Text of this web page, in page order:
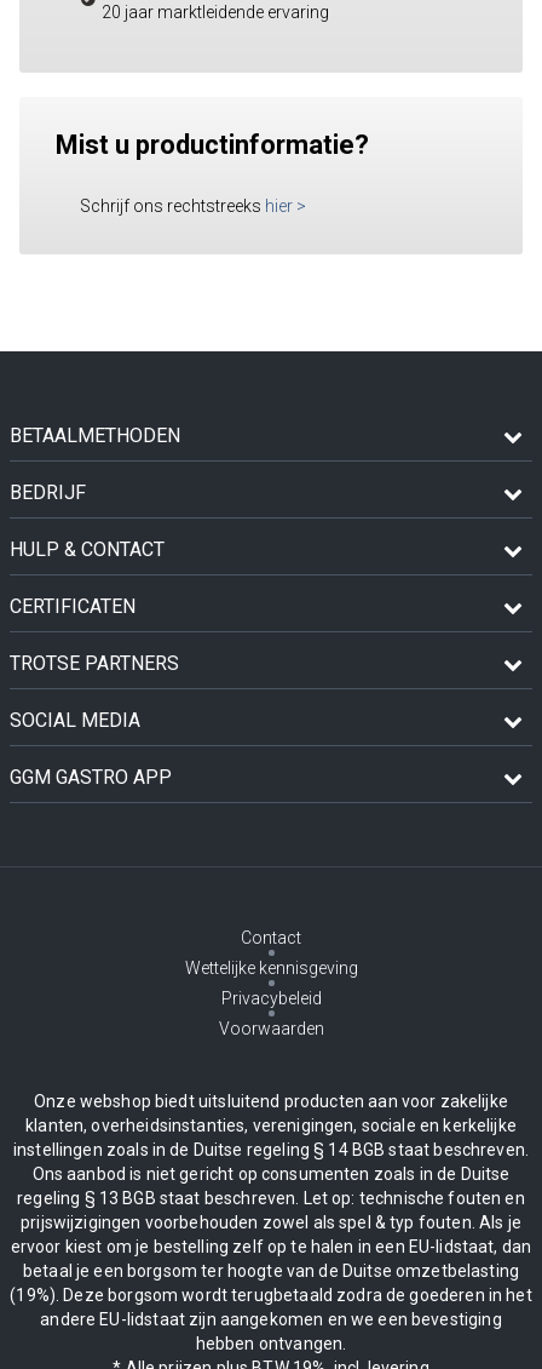
20 jaar marktleidende ervaring
Mist u productinformatie?
Schrijf ons rechtstreeks hier >
BETAALMETHODEN
BEDRIJF
HULP & CONTACT
CERTIFICATEN
TROTSE PARTNERS
SOCIAL MEDIA
GGM GASTRO APP
Contact
Wettelijke kennisgeving
Privacybeleid
Voorwaarden
Onze webshop biedt uitsluitend producten aan voor zakelijke
klanten, overheidsinstanties, verenigingen, sociale en kerkelijke
instellingen zoals in de Duitse regeling § 14 BGB staat beschreven.
Ons aanbod is niet gericht op consumenten zoals in de Duitse
regeling § 13 BGB staat beschreven. Let op: technische fouten en
prijswijzigingen voorbehouden zowel als spel & typ fouten. Als je
ervoor kiest om je bestelling zelf op te halen in een EU-lidstaat, dan
betaal je een borgsom ter hoogte van de Duitse omzetbelasting
(19%). Deze borgsom wordt terugbetaald zodra de goederen in het
andere EU-lidstaat zijn aangekomen en we een bevestiging
hebben ontvangen.